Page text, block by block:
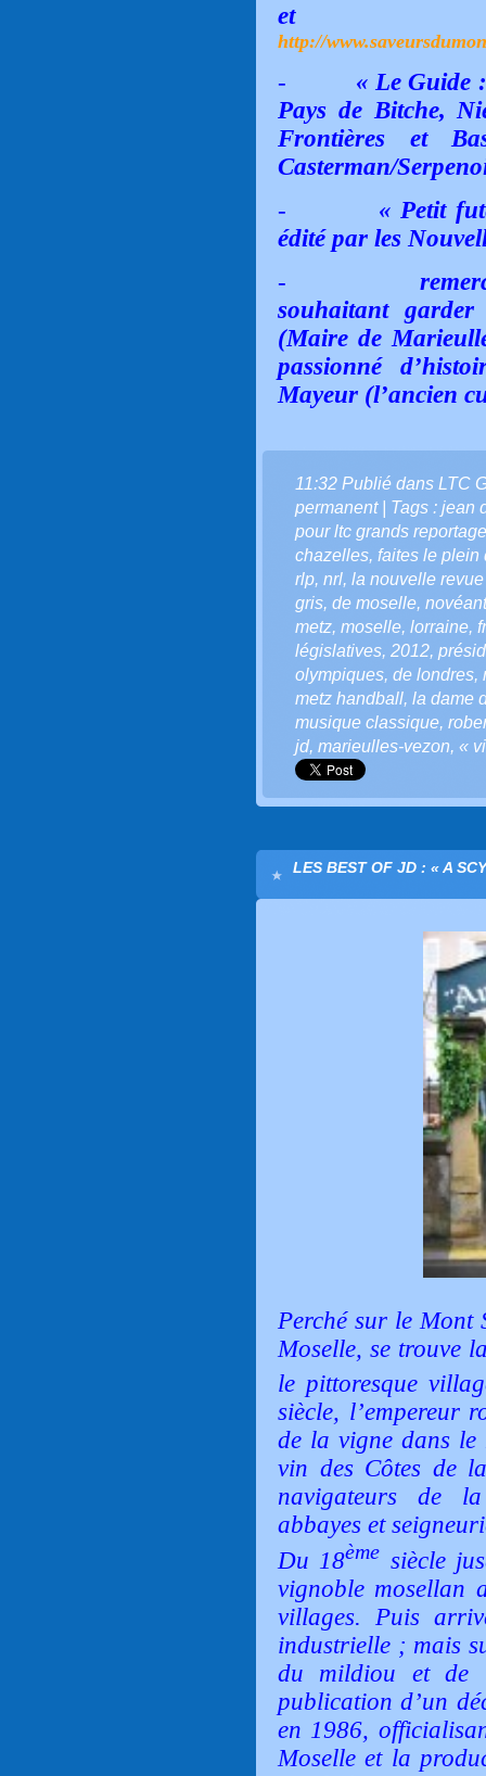
et
http://
-
« Le Guide
Pays de Bitche,
Frontières et
Casterman/
-
« Petit
édité par les
-
souhaitant
(Maire de
passionné
Mayeur (l’ancien
11:32 Publié dans LTC
permanent| Tags : jean
pour ltc grands
chazelles, faites le plein
rlp, nrl, la nouvelle
gris, de moselle, novéant
metz, moselle, lorraine,
législatives, 2012,
olympiques, de londres,
metz handball, la dame
musique classique,
jd, marieulles-vezon, «
LES BEST OF JD : « A
Perché sur le Mont
Moselle, se trouve
le pittoresque
siècle, l’empereur
de la vigne dans le
vin des Côtes de
navigateurs de
abbayes et
Du 18ème siècle
vignoble mosellan
villages. Puis
industrielle ; mais
du mildiou et de
publication d’un
en 1986,
Moselle et la